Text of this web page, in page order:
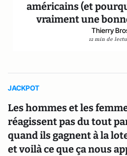
américains (et
vraiment une
Thierry
12 min de
JACKPOT
Les hommes et les
réagissent pas du tout
quand ils gagnent à la
et voilà ce que ça nous